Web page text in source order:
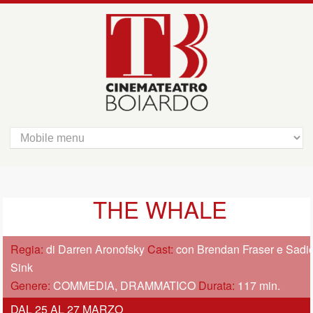
THE WHALE
Regia:di Darren Aronofsky Cast:con Brendan Fraser e
Sink
Genere: COMMEDIA, DRAMMATICO Durata: 117 min.
DAL 25 AL 27 MARZO